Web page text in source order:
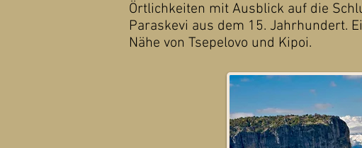
Örtlichkeiten mit Ausblick auf die
Paraskevi aus dem 15. Jahrhundert.
Nähe von Tsepelovo und Kipoi.